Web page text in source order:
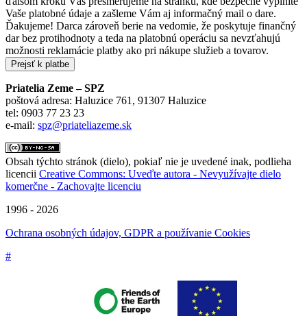
Vaše platobné údaje a zašleme Vám aj informačný mail o dare.
Ďakujeme! Darca zároveň berie na vedomie, že poskytuje finančný
dar bez protihodnoty a teda na platobnú operáciu sa nevzťahujú
možnosti reklamácie platby ako pri nákupe služieb a tovarov.
Priatelia Zeme – SPZ
poštová adresa: Haluzice 761, 91307 Haluzice
tel: 0903 77 23 23
e-mail: spz@priateliazeme.sk
Obsah týchto stránok (dielo), pokiaľ nie je uvedené inak, podlieha
licencii Creative Commons: Uveďte autora - Nevyužívajte dielo
komerčne - Zachovajte licenciu
1996 - 2026
Ochrana osobných údajov, GDPR a používanie Cookies
#